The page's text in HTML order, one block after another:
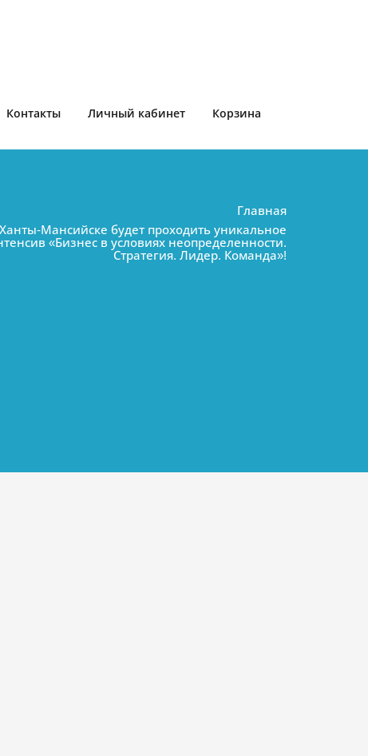
Контакты Личный кабинет Корзина
Главная
Мансийске будет проходить уникальное
«Бизнес в условиях неопределенности.
Стратегия. Лидер. Команда»!